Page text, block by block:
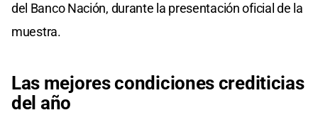
del Banco Nación, durante la presentación oficial de la
muestra.
Las mejores condiciones crediticias
del año